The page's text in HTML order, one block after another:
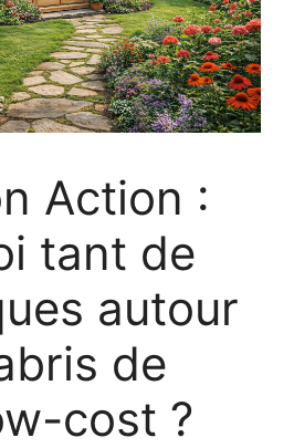
Action :
tant de
autour
de
cost ?